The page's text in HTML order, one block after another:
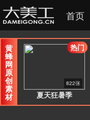
首页
黄
蜂
网
原
创
素
材 夏天狂暑季
822张
热门